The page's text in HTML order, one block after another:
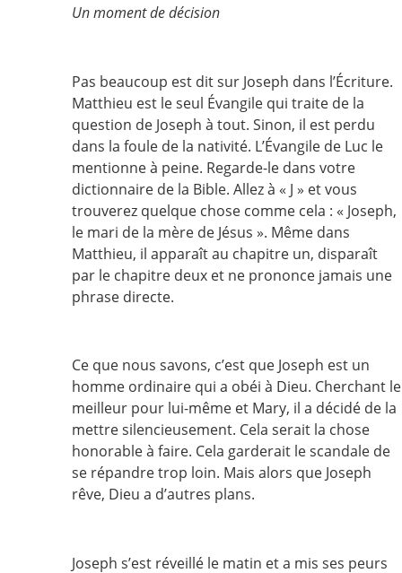
Un moment de décision
Pas beaucoup est dit sur Joseph dans l’Écriture.
Matthieu est le seul Évangile qui traite de la
question de Joseph à tout. Sinon, il est perdu
dans la foule de la nativité. L’Évangile de Luc le
mentionne à peine. Regarde-le dans votre
dictionnaire de la Bible. Allez à « J » et vous
trouverez quelque chose comme cela : « Joseph,
le mari de la mère de Jésus ». Même dans
Matthieu, il apparaît au chapitre un, disparaît
par le chapitre deux et ne prononce jamais une
phrase directe.
Ce que nous savons, c’est que Joseph est un
homme ordinaire qui a obéi à Dieu. Cherchant le
meilleur pour lui-même et Mary, il a décidé de la
mettre silencieusement. Cela serait la chose
honorable à faire. Cela garderait le scandale de
se répandre trop loin. Mais alors que Joseph
rêve, Dieu a d’autres plans.
Joseph s’est réveillé le matin et a mis ses peurs